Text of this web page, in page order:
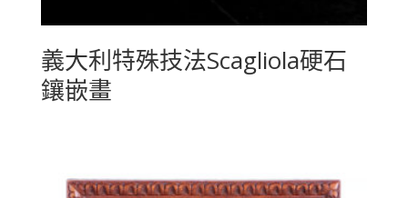
義大利特殊技法Scagliola硬石
鑲嵌畫